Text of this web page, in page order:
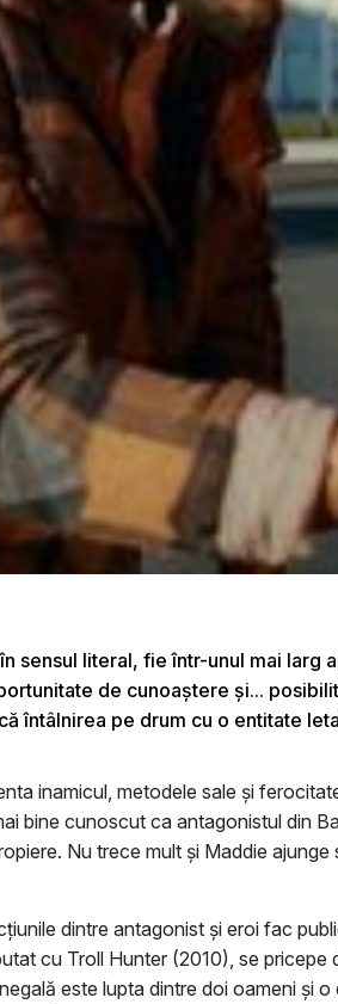
literal, fie într-unul mai
de cunoaştere şi...
întâlnirea pe drum cu o entitate
inamicul, metodele sale şi
bine cunoscut ca antagonistul din
Nu trece mult şi Maddie
dintre antagonist şi eroi fac
cu Troll Hunter (2010), se pricepe
este lupta dintre doi oameni şi